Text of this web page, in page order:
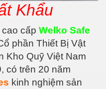
Khẩu
cấp Welko Safe
phần Thiết Bị Vật
Kho Quỹ Việt Nam
có trên 20 năm
kinh nghiệm sản